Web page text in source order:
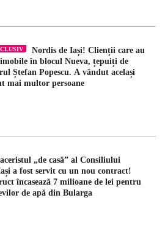
Nordis de Iași! Clienții care au
în blocul Nueva, țepuiți de
Ștefan Popescu. A vândut același
mai multor persoane
„de casă” al Consiliului
a fost servit cu un nou contract!
încasează 7 milioane de lei pentru
de apă din Bularga